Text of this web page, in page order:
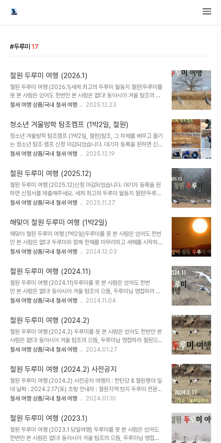
두루미 17
철원 두루미 여행 (2026.1)
철원 두루미 여행 (2026.1)세계 최고의 두루미 월동지 철원!두루미를
못 본 사람은 있어도 한번만 본 사람은 없다! 동아시아 겨울 탐조의 으
뜸, 두루미님 영접하러 철원으로 갑니다.여행지 : 한탄강 & 철원평야
가모집인원 : 10~14명 참가비 : 110,000원교통편 : 카풀 및 개별 이
동탐조 수준 : 초보~중급 * 카풀 출발지와 현지 집결지는 신청자에게
개별 통지됩니다.* 철원으로 직접 오시면 참가비 1만원 할인되고, 현
지에서 카풀 배정됩니다. 탐조의 효율성을 위해 차량별로 3~4인 배치
합니다. 일정표 ~10:30 철원집결10:30~12:30 철원 한탄강 유역
철새 여행 상품/국내 철새 여행 2025.12.23
청소년 겨울방학 탐조캠프 (1박2일, 철원)
청소년 겨울방학 탐조캠프 (1박2일, 철원)탐조, 그 차체를 배우고 즐기
는 청소년 탐조 캠프 신청 마감되었습니다. 대기자 등록을 원하면 신청
서를 제출해주세요. 최근에 우리나라의 탐조 인구가 많이 늘고 있습니
생기고 교육기회도 많아지고 있어서 고무적입니다. 그런데 청소년에
특화된 프로그램은 많지 않습니다. 에코버드투어가 자체적으로 청소
년탐조원정대 프로그램을 운영하고 있지만, 제한된 인원만 참가할 수
있습니다. 그래서 2024년 여름 방학과 2025년 겨울방학에 청소년
중심의 탐조캠프를 성공적으로 진행한 바 있습니다. 지난 여름에는 사
차게 준비했습니다. 더구나 동아시아 최고..
철새 여행 상품/국내 철새 여행 2025.12.19
철원 두루미 여행 (2025.12)
철원 두루미 여행 (2025.12)신청 마감되었습니다. 대기자 등록을 원
하면 신청서를 제출해주세요. 세계 최고의 두루미 월동지 철원!두루미
를 못 본 사람은 있어도 한번만 본 사람은 없다! 동아시아 겨울 탐조의
일대 날짜 : 2025.12.20(토) 초빙 안내자 : 철원지역 현지 두루미 전
문가모집인원 : 10~14명 참가비 : 110,000원교통편 : 카풀 및 개별
이동탐조 수준 : 초보~중급 * 카풀 출발지와 현지 집결지는 신청자에
게 개별 통지됩니다.* 철원으로 직접 오시면 참가비 1만원 할인되고,
현지에서 카풀 배정됩니다. 탐조의 효율성을 위해 차량별로 3~4인 배
철새 여행 상품/국내 철새 여행 2025.11.27
해맞이 철원 두루미 여행 (1박2일)
해맞이 철원 두루미 여행 (1박2일)두루미를 못 본 사람은 있어도 한번
만 본 사람은 없다! 두루미와 함께 한해를 마무리하고 새해를 시작하
는 의미있는 여행을 준비했습니다. 도연암을 들려서 산새도 보고 스님
지 : 한강상류(팔당) ~ 도연암 ~ 철원날짜 : 2024.12.31(화) ~
2025.1.1(수)초빙 안내자 : 철원 최종수 농부, 도연스님모집인원 :
10~12명 참가비 : 280,000원교통편 : 카풀 탐조 수준 : 초보~중
급 일정표1일차 09:00 서울 출발 10:00 팔당대교~ 팔당댐 탐조
12:00 점심 식사 13:00 포천으로 이동 14:30 도연암 산새 탐조
철새 여행 상품/국내 철새 여행 2024.12.03
철원 두루미 여행 (2024.11)
철원 두루미 여행 (2024.11)두루미를 못 본 사람은 있어도 한번
만 본 사람은 없다! 동아시아 겨울 탐조의 으뜸, 두루미님 영접하러 철
원으로 갑니다.여행지 : 한탄강 & 철원평야 일대 날짜 :
원 : 10~14명 참가비 : 100,000원교통편 : 카풀 및 개별 이동탐
조 수준 : 초보~중급 * 카풀 출발지와 현지 집결지는 신청자에게 개
별 통지됩니다.* 철원으로 직접 오시면 참가비 1만원 할인되고, 현지
에서 카풀 배정됩니다. 탐조의 효율성을 위해 차량별로 3~4인 배치
합니다.일정표 ~10:30 철원집결10:30~12:30 철원 한탄강 유
판 ..
철새 여행 상품/국내 철새 여행 2024.11.04
철원 두루미 여행 (2024.2)
철원 두루미 여행 (2024.2) 두루미를 못 본 사람은 있어도 한번만 본
사람은 없다! 동아시아 겨울 탐조의 으뜸, 두루미님 영접하러 철원으로
갑니다. * 철원 민통선 밖에서 두루미를 만나는 여행입니다. 민통선 안
서 충분히 두루미를 만날 수 있어서 같은 여정으로 준비했습니다. 여행
지 : 한탄강 & 철원평야 일대 날짜 : 2024.2.17(토) 초빙 안내자 : 철
원지역 현지 두루미 전문가 모집인원 : 10~14명 참가비 : 95,000원
교통편 : 카풀 및 개별 이동 탐조 수준 : 초보~중급 * 카풀 출발지와 현
지 집결지는 신청자에게 개별 통지됩니다. * 철원으로 직접 오시면 참
철새 여행 상품/국내 철새 여행 2024.01.27
철원 두루미 여행 (2024.2) 사전공지
철원 두루미 여행 (2024.2) 사전공지 여행지 : 한탄강 & 철원평야 일
대 날짜 : 2024.2.17(토) 초빙 안내자 : 철원지역 현지 두루미 전문가
모집인원 : 10~14명 교통편 : 카풀 및 개별 이동 탐조 수준 : 초보~중
사정에 따라 변경될 수 있습니다.
철새 여행 상품/국내 철새 여행 2024.01.10
철원 두루미 여행 (2023.1)
철원 두루미 여행 (2023.1 당일여행) 두루미를 못 본 사람은 있어도
한번만 본 사람은 없다! 동아시아 겨울 탐조의 으뜸, 두루미님 영접하